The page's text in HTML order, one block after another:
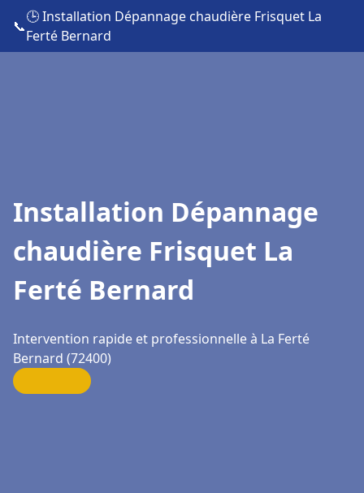
📞
🕒 Installation Dépannage chaudière Frisquet La
Ferté Bernard
Installation Dépannage
chaudière Frisquet La
Ferté Bernard
Intervention rapide et professionnelle à La Ferté
Bernard (72400)